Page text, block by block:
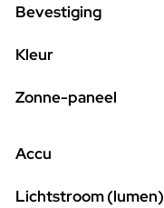
Bevestiging
Kleur
Zonne-paneel
Accu
Lichtstroom (lumen)